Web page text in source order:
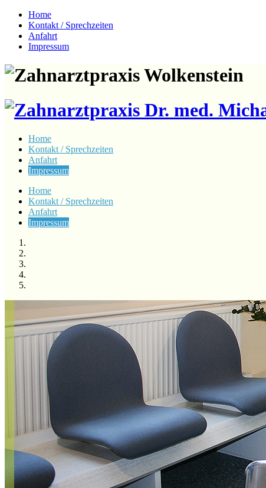
Home
Kontakt / Sprechzeiten
Anfahrt
Impressum
Home
Kontakt / Sprechzeiten
Anfahrt
Impressum
Home
Kontakt / Sprechzeiten
Anfahrt
Impressum